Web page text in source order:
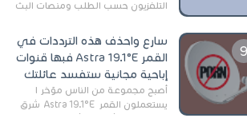
التلفزيون حسب الطلب ومنصات البث
سارع واحذف هذه الترددات في
القمر Astra 19.1°E فبها قنوات
إباحية مجانية ستفسد عائلتك
أصبح مجموعة من الناس مؤخر ا
يستعملون القمر Astra 19.1°E شرق